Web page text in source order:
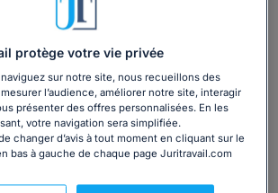
notre dossier complet sur le
essentielles ;
de lettres ;
Téléchargez
protège votre vie privée
sur notre site, nous recueillons des
l’audience, améliorer notre site, interagir
présenter des offres personnalisées. En les
votre navigation sera simplifiée.
changer d’avis à tout moment en cliquant sur le
bas à gauche de chaque page Juritravail.com